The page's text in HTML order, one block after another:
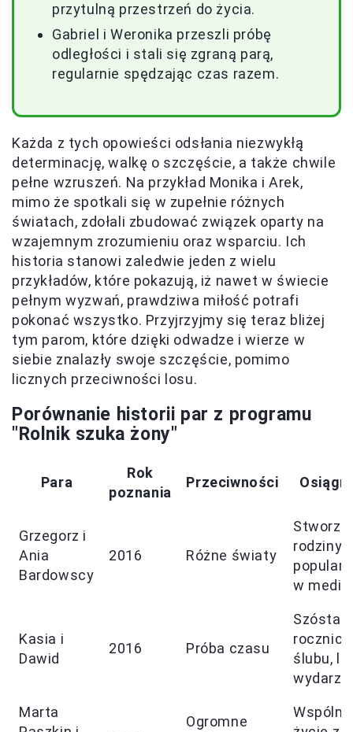
przytulną przestrzeń do życia.
Gabriel i Weronika przeszli próbę
odległości i stali się zgraną parą,
regularnie spędzając czas razem.
Każda z tych opowieści odsłania niezwykłą
determinację, walkę o szczęście, a także chwile
pełne wzruszeń. Na przykład Monika i Arek,
mimo że spotkali się w zupełnie różnych
światach, zdołali zbudować związek oparty na
wzajemnym zrozumieniu oraz wsparciu. Ich
historia stanowi zaledwie jeden z wielu
przykładów, które pokazują, iż nawet w świecie
pełnym wyzwań, prawdziwa miłość potrafi
pokonać wszystko. Przyjrzyjmy się teraz bliżej
tym parom, które dzięki odwadze i wierze w
siebie znalazły swoje szczęście, pomimo
licznych przeciwności losu.
Porównanie historii par z programu
"Rolnik szuka żony"
Para
Rok
poznania
Przeciwności
Grzegorz i
Ania
Bardowscy
2016 Różne światy
rodziny,
w
Kasia i
Dawid
2016 Próba czasu
Szósta
rocznica
ślubu,
Marta
Ogromne
Wspólne